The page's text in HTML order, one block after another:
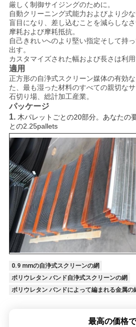
厳しく制御サイジングのために。
自動クリーニング式能力およびより少な
盲目になり、差し込むことを減らしなさ
摩耗および摩耗抵抗。
自己きれいへのより堅い指定そして持
出す。
カスタマイズされた幅および長さは利用
適用
正方形の自浄式スクリーン媒体の有効
た、最も湿った材料のすべての親切なサ
石切り場、 総計加工産業。
パッケージ
1. 木パレットごとの20部分。あなたの
との2.25pallets
0.9 mmの自浄式スクリーンの網
ポリウレタン バンド自浄式スクリーンの網
ポリウレタン バンドによって編まれる金属の
最高の価格で